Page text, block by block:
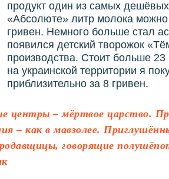
продукт один из самых
«Абсолюте» литр молока можно
гривен. Немного больше стал
появился детский творожок
производства. Стоит больше
на украинской территории я
приблизительно за 8 гривен.
центры – мёртвое царство.
– как в мавзолее.
говорящие